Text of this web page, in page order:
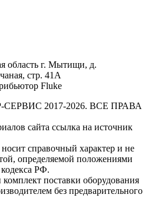
область г. Мытищи, д.
стр. 41А
Fluke
2017-2026. ВСЕ ПРАВА
сайта ссылка на источник
справочный характер и не
определяемой положениями
РФ.
поставки оборудования
без предварительного